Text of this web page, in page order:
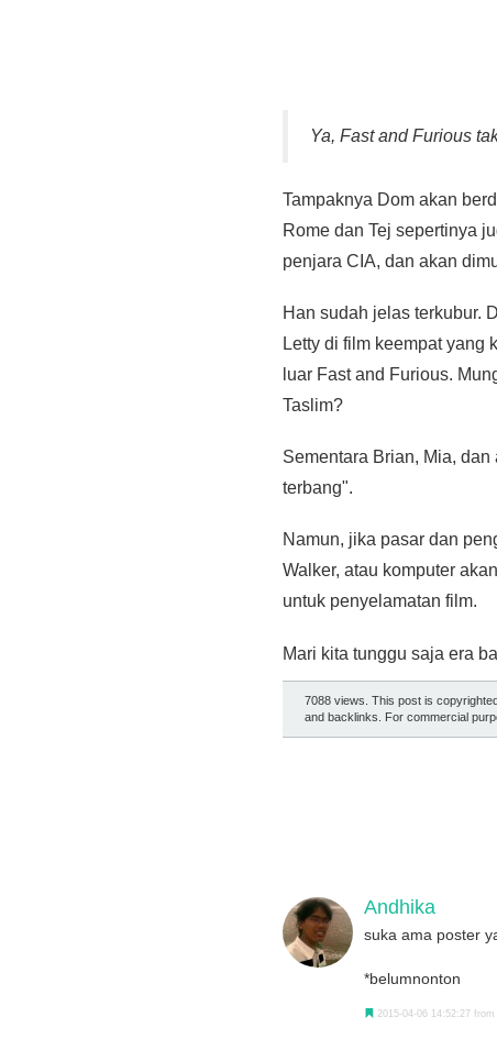
Ya, Fast and Furious
Tampaknya Dom akan
Rome dan Tej sepertinya
penjara CIA, dan akan
Han sudah jelas terkubur.
Letty di film keempat yang
luar Fast and Furious.
Taslim?
Sementara Brian, Mia,
terbang".
Namun, jika pasar dan
Walker, atau komputer
untuk penyelamatan film.
Mari kita tunggu saja era
7088 views. This post is
and backlinks. For commercial
Andhika
suka ama poster
*belumnonton
2015-04-06 14:52:27